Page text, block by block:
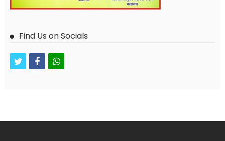
Find Us on Socials
twitterfacebookwhatsapp